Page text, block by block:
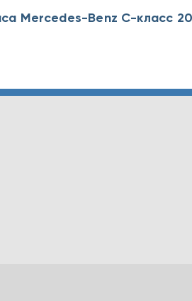
Mercedes-Benz C-класс